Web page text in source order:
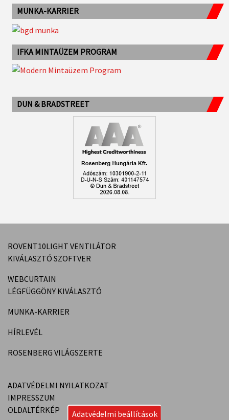
MUNKA-KARRIER
IFKA MINTAÜZEM PROGRAM
DUN & BRADSTREET
ROVENT10LIGHT VENTILÁTOR
KIVÁLASZTÓ SZOFTVER
WEBCURTAIN
LÉGFÜGGÖNY KIVÁLASZTÓ
MUNKA-KARRIER
HÍRLEVÉL
ROSENBERG VILÁGSZERTE
ADATVÉDELMI NYILATKOZAT
IMPRESSZUM
OLDALTÉRKÉP
Adatvédelmi beállítások